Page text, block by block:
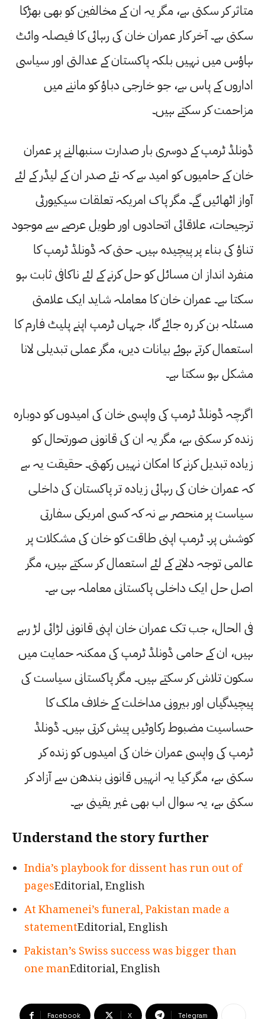
متاثر کر سکتی ہے، مگر یہ ان کے مخالفین کو بھی بھڑکا
سکتی ہے۔ آخر کار عمران خان کی رہائی کا فیصلہ وائٹ
ہاؤس میں نہیں بلکہ پاکستان کے عدالتی اور سیاسی
اداروں کے پاس ہے، جو خارجی دباؤ کو ماننے میں
مزاحمت کر سکتے ہیں۔
ڈونلڈ ٹرمپ کے دوسری بار صدارت سنبھالنے پر عمران
خان کے حامیوں کو امید ہے کہ نئے صدر ان کے لیڈر کے لئے
آواز اٹھائیں گے۔ مگر پاک امریکہ تعلقات سیکیورٹی
ترجیحات، علاقائی اتحادوں اور طویل عرصے سے موجود
تناؤ کی بناء پر پیچیدہ ہیں۔ حتی کہ ڈونلڈ ٹرمپ کا
منفرد انداز ان مسائل کو حل کرنے کے لئے ناکافی ثابت ہو
سکتا ہے۔ عمران خان کا معاملہ شاید ایک علامتی
مسئلہ بن کر رہ جائے گا، جہاں ٹرمپ اپنے پلیٹ فارم کا
استعمال کرتے ہوئے بیانات دیں، مگر عملی تبدیلی لانا
مشکل ہو سکتا ہے۔
اگرچہ ڈونلڈ ٹرمپ کی واپسی خان کی امیدوں کو دوبارہ
زندہ کر سکتی ہے، مگر یہ ان کی قانونی صورتحال کو
زیادہ تبدیل کرنے کا امکان نہیں رکھتی۔ حقیقت یہ ہے
کہ عمران خان کی رہائی زیادہ تر پاکستان کی داخلی
سیاست پر منحصر ہے نہ کہ کسی امریکی سفارتی
کوشش پر۔ ٹرمپ اپنی طاقت کو خان کی مشکلات پر
عالمی توجہ دلانے کے لئے استعمال کر سکتے ہیں، مگر
اصل حل ایک داخلی پاکستانی معاملہ ہی ہے۔
فی الحال، جب تک عمران خان اپنی قانونی لڑائی لڑ رہے
ہیں، ان کے حامی ڈونلڈ ٹرمپ کی ممکنہ حمایت میں
سکون تلاش کر سکتے ہیں۔ مگر پاکستانی سیاست کی
پیچیدگیاں اور بیرونی مداخلت کے خلاف ملک کا
حساسیت مضبوط رکاوٹیں پیش کرتی ہیں۔ ڈونلڈ
ٹرمپ کی واپسی عمران خان کی امیدوں کو زندہ کر
سکتی ہے، مگر کیا یہ انہیں قانونی بندھن سے آزاد کر
سکتی ہے، یہ سوال اب بھی غیر یقینی ہے۔
Understand the story further
India’s playbook for dissent has run out of
pagesEditorial, English
At Khamenei’s funeral, Pakistan made a
statementEditorial, English
Pakistan’s Swiss success was bigger than
one manEditorial, English
Facebook X Telegram